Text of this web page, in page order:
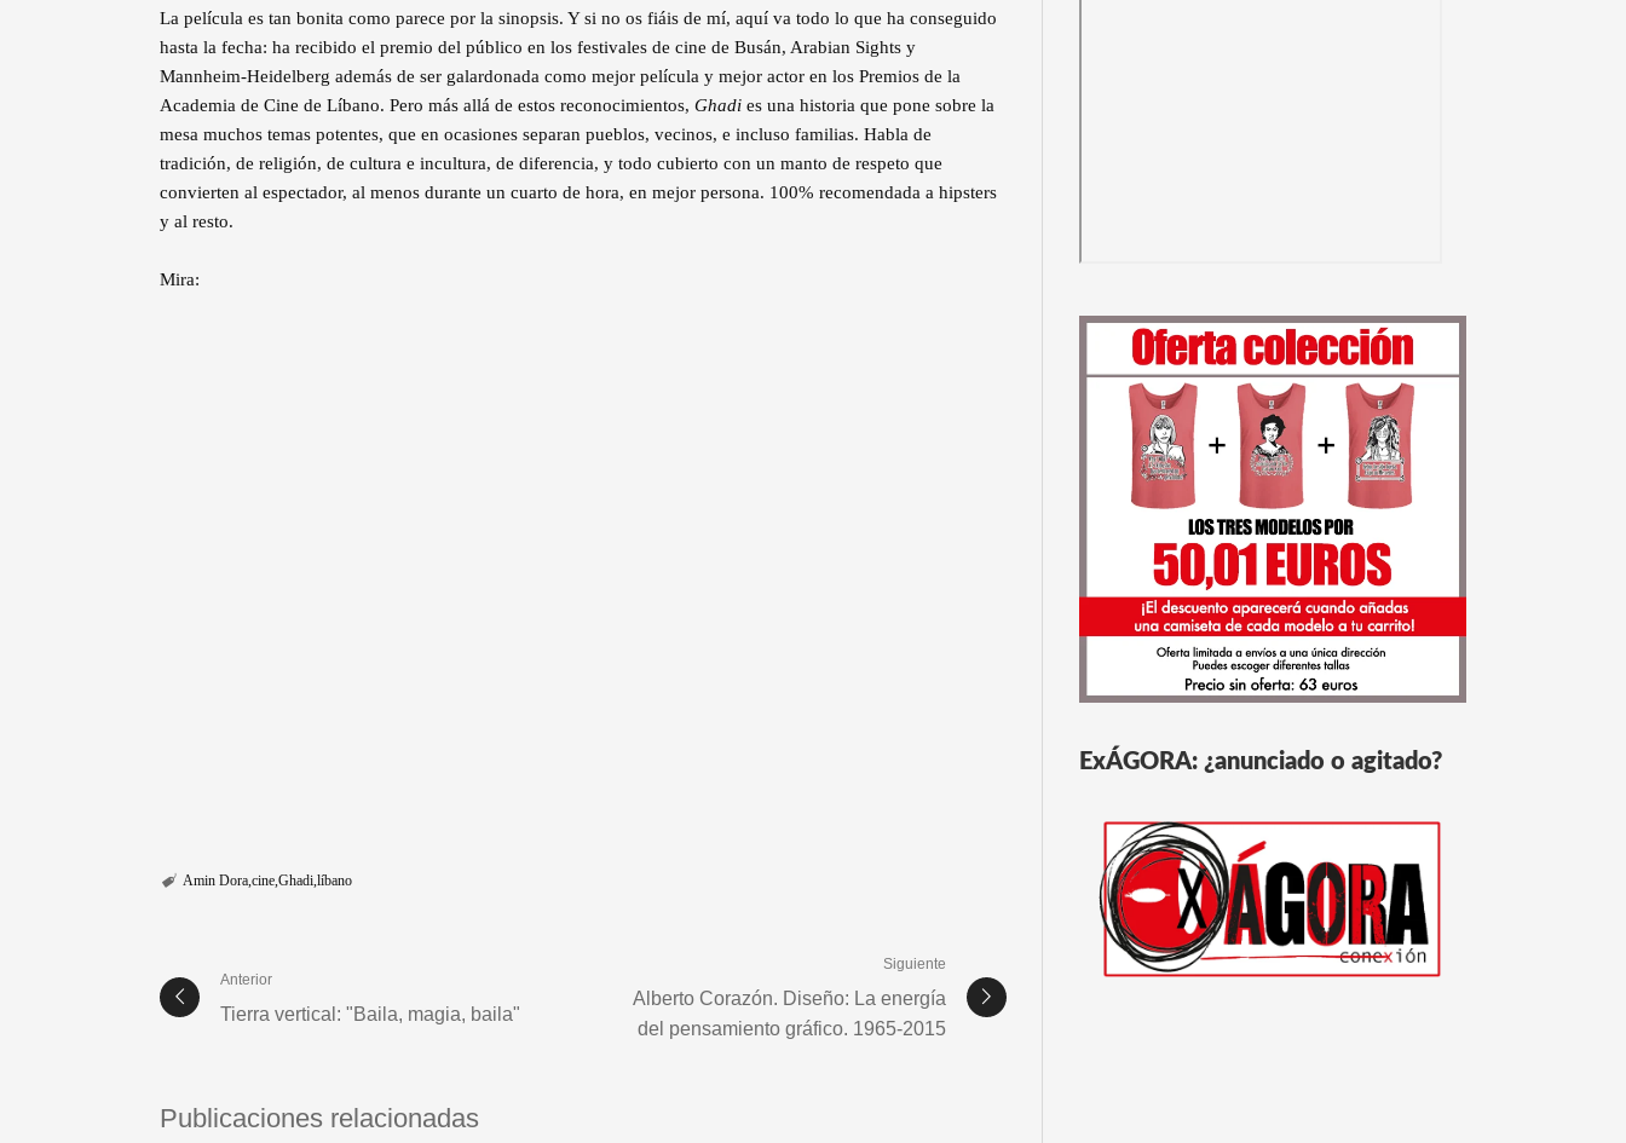
La película es tan bonita como parece por la sinopsis. Y si no os fiáis de mí, aquí va todo lo que ha conseguido
hasta la fecha: ha recibido el premio del público en los festivales de cine de Busán, Arabian Sights y
Mannheim-Heidelberg además de ser galardonada como mejor película y mejor actor en los Premios de la
Academia de Cine de Líbano. Pero más allá de estos reconocimientos, Ghadi es una historia que pone sobre la
mesa muchos temas potentes, que en ocasiones separan pueblos, vecinos, e incluso familias. Habla de
tradición, de religión, de cultura e incultura, de diferencia, y todo cubierto con un manto de respeto que
convierten al espectador, al menos durante un cuarto de hora, en mejor persona. 100% recomendada a hipsters
y al resto.
Mira:
Amin Dora cine Ghadi líbano
Anterior
Tierra vertical: "Baila, magia, baila"
Siguiente
Alberto Corazón. Diseño: La energía
del pensamiento gráfico. 1965-2015
Publicaciones relacionadas
ExÁGORA: ¿anunciado o agitado?